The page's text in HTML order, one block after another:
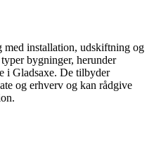
med installation, udskiftning og
bygninger, herunder
i Gladsaxe. De tilbyder
og erhverv og kan rådgive